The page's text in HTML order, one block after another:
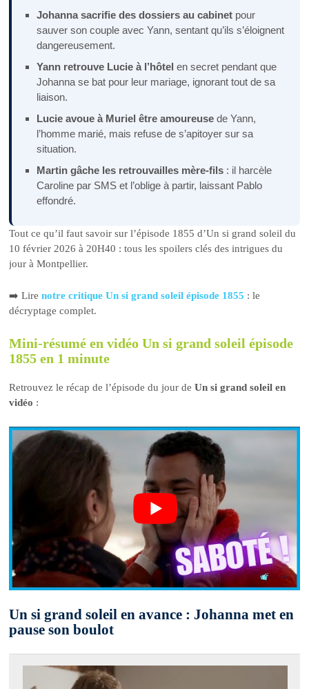
Johanna sacrifie des dossiers au cabinet pour
sauver son couple avec Yann, sentant qu’ils s’éloignent
dangereusement.
Yann retrouve Lucie à l’hôtel en secret pendant que
Johanna se bat pour leur mariage, ignorant tout de sa
liaison.
Lucie avoue à Muriel être amoureuse de Yann,
l’homme marié, mais refuse de s’apitoyer sur sa
situation.
Martin gâche les retrouvailles mère-fils : il harcèle
Caroline par SMS et l’oblige à partir, laissant Pablo
effondré.
Tout ce qu’il faut savoir sur l’épisode 1855 d’Un si grand soleil du
10 février 2026 à 20H40 : tous les spoilers clés des intrigues du
jour à Montpellier.
➡️ Lirenotre critique Un si grand soleil épisode 1855 : le
décryptage complet.
Mini-résumé en vidéo Un si grand soleil épisode
1855 en 1 minute
Retrouvez le récap de l’épisode du jour deUn si grand soleil en
vidéo :
Un si grand soleil en avance : Johanna met en
pause son boulot